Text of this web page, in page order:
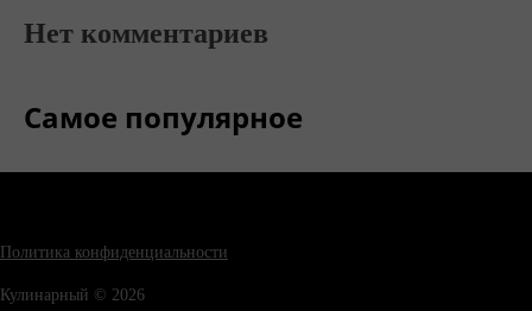
Нет комментариев
Самое популярное
Политика конфиденциальности
Кулинарный © 2026